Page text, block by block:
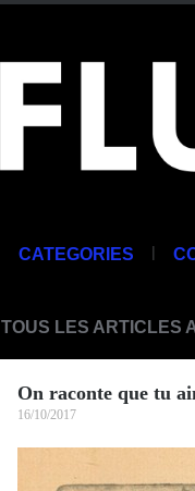
CATEGORIES |
TOUS LES ARTICLES
On raconte que tu
16/10/2017